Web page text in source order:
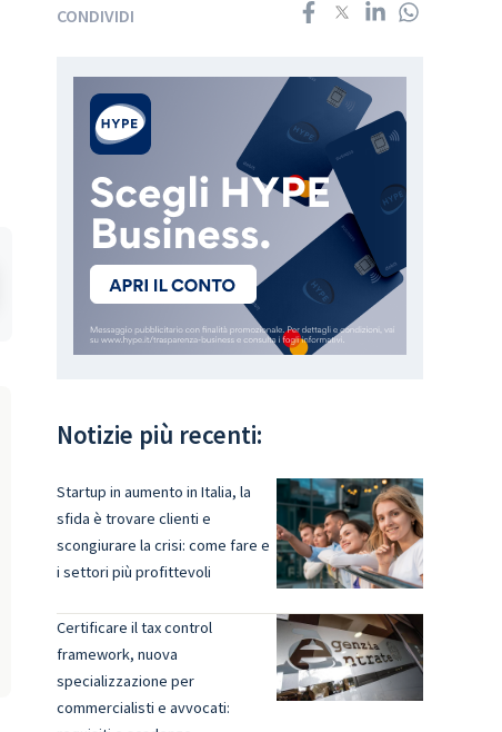
CONDIVIDI
Notizie più recenti:
Startup in aumento in Italia, la
sfida è trovare clienti e
scongiurare la crisi: come fare e
i settori più profittevoli
Certificare il tax control
framework, nuova
specializzazione per
commercialisti e avvocati: